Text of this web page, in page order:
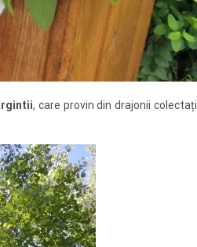
, care provin din drajonii colectați